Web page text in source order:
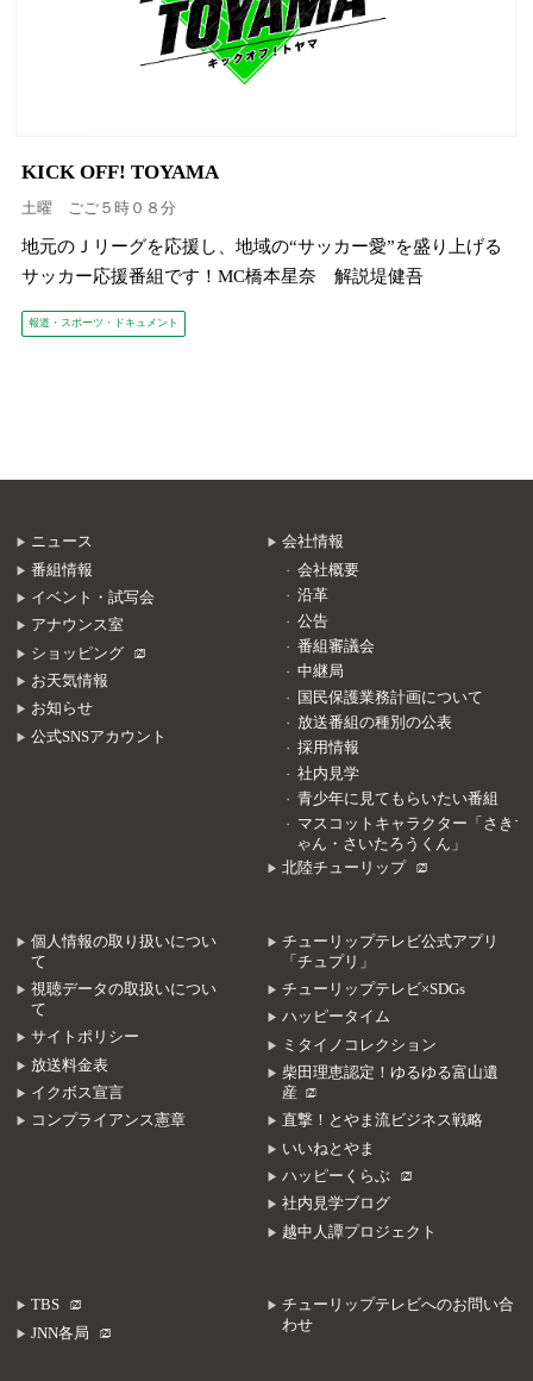
KICK OFF! TOYAMA
土曜 ごご５時０８分
地元のＪリーグを応援し、地域の“サッカー愛”を盛り上げる
サッカー応援番組です！MC橋本星奈 解説堤健吾
報道・スポーツ・ドキュメント
ニュース
番組情報
イベント・試写会
アナウンス室
ショッピング
お天気情報
お知らせ
公式SNSアカウント
会社情報
会社概要
沿革
公告
番組審議会
中継局
国民保護業務計画について
放送番組の種別の公表
採用情報
社内見学
青少年に見てもらいたい番組
マスコットキャラクター「さきち
ゃん・さいたろうくん」
北陸チューリップ
個人情報の取り扱いについ
て
視聴データの取扱いについ
て
サイトポリシー
放送料金表
イクボス宣言
コンプライアンス憲章
チューリップテレビ公式アプリ
「チュプリ」
チューリップテレビ×SDGs
ハッピータイム
ミタイノコレクション
柴田理恵認定！ゆるゆる富山遺
産
直撃！とやま流ビジネス戦略
いいねとやま
ハッピーくらぶ
社内見学ブログ
越中人譚プロジェクト
TBS
JNN各局
チューリップテレビへのお問い合
わせ